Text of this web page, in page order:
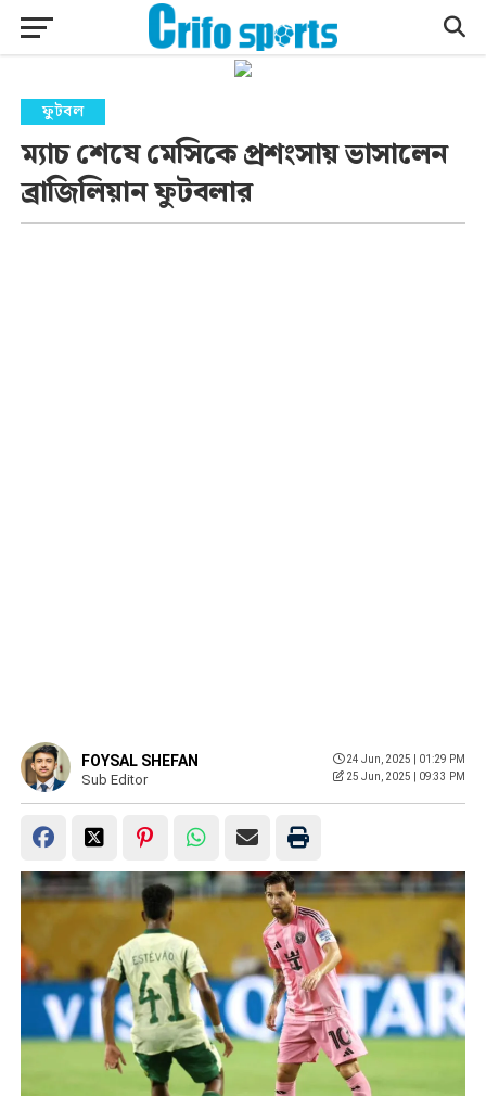
ফুটবল
ম্যাচ শেষে মেসিকে প্রশংসায় ভাসালেন
ব্রাজিলিয়ান ফুটবলার
FOYSAL SHEFAN
Sub Editor
24 Jun, 2025 | 01:29 PM
25 Jun, 2025 | 09:33 PM